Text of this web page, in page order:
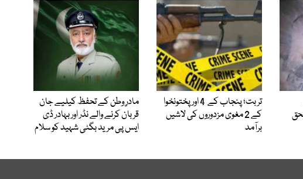
تربت؛ پنجاب کے 4 اور پختونخوا
کے 2 مغوی مزدوروں کی لاشیں
برآمد
مادرِ وطن کے تحفظ کیلیے جان
قربان کرنے والے نڈر اور بہادر ڈی
ایس پی مرید بگٹی شہید کو سلام